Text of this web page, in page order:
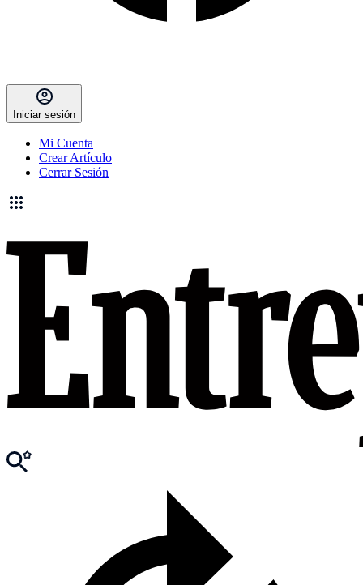
Iniciar sesión
Mi Cuenta
Crear Artículo
Cerrar Sesión